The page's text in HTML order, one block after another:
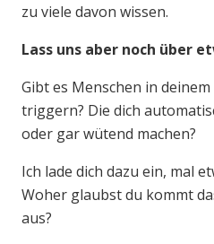
zu viele davon wissen.
Lass uns aber noch über
Gibt es Menschen in
triggern? Die dich
oder gar wütend machen?
Ich lade dich dazu ein, mal
Woher glaubst du kommt
aus?